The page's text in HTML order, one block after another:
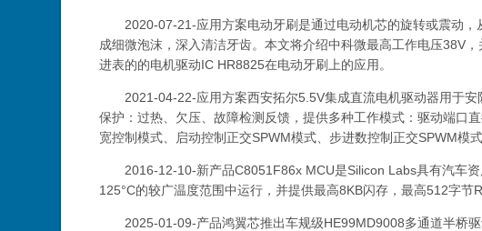
2020-07-21-应用方案电动牙刷是通过电动机芯的旋转或震动，
成细微泡沫，深入清洁牙齿。本文将介绍中科微最高工作电压38V
进表的的电机驱动IC HR8825在电动牙刷上的应用。
2021-04-22-应用方案西安拓尔5.5V集成直流电机驱动器用于安
保护：过热、欠压、故障检测反馈，提供多种工作模式：驱动端口
宽控制模式、启动控制正交SPWM模式、步进数控制正交SPWM模
2016-12-10-新产品C8051F86x MCU是Silicon Labs具有汽车资
125°C的较广温度范围中运行，并提供最高8KB闪存，最高512字节
2025-01-09-产品鸿翼芯推出车规级HE99MD9008多通道半桥驱